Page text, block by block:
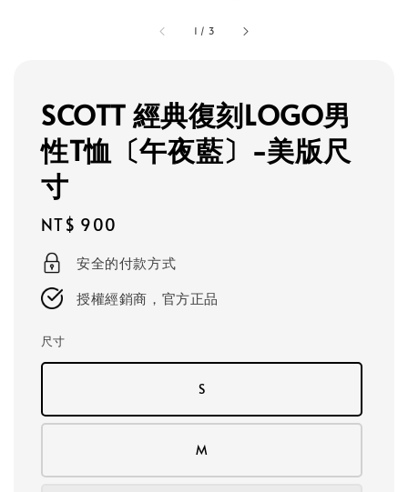
1 / 3
SCOTT 經典復刻LOGO男
性T恤〔午夜藍〕-美版尺
寸
Regular
price
NT$ 900
安全的付款方式
授權經銷商，官方正品
尺寸
S
M